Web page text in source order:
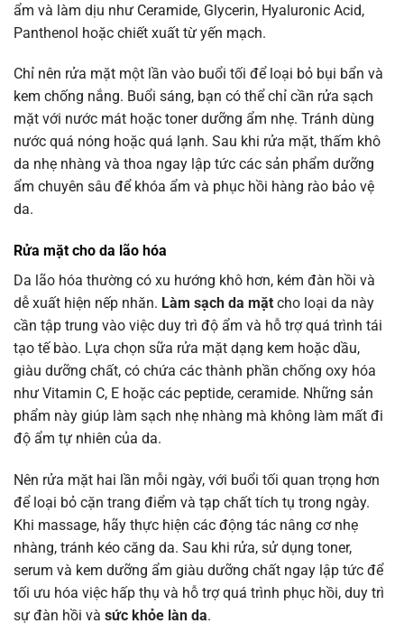
ẩm và làm dịu như Ceramide, Glycerin, Hyaluronic Acid,
Panthenol hoặc chiết xuất từ yến mạch.
Chỉ nên rửa mặt một lần vào buổi tối để loại bỏ bụi bẩn và
kem chống nắng. Buổi sáng, bạn có thể chỉ cần rửa sạch
mặt với nước mát hoặc toner dưỡng ẩm nhẹ. Tránh dùng
nước quá nóng hoặc quá lạnh. Sau khi rửa mặt, thấm khô
da nhẹ nhàng và thoa ngay lập tức các sản phẩm dưỡng
ẩm chuyên sâu để khóa ẩm và phục hồi hàng rào bảo vệ
da.
Rửa mặt cho da lão hóa
Da lão hóa thường có xu hướng khô hơn, kém đàn hồi và
dễ xuất hiện nếp nhăn. Làm sạch da mặt cho loại da này
cần tập trung vào việc duy trì độ ẩm và hỗ trợ quá trình tái
tạo tế bào. Lựa chọn sữa rửa mặt dạng kem hoặc dầu,
giàu dưỡng chất, có chứa các thành phần chống oxy hóa
như Vitamin C, E hoặc các peptide, ceramide. Những sản
phẩm này giúp làm sạch nhẹ nhàng mà không làm mất đi
độ ẩm tự nhiên của da.
Nên rửa mặt hai lần mỗi ngày, với buổi tối quan trọng hơn
để loại bỏ cặn trang điểm và tạp chất tích tụ trong ngày.
Khi massage, hãy thực hiện các động tác nâng cơ nhẹ
nhàng, tránh kéo căng da. Sau khi rửa, sử dụng toner,
serum và kem dưỡng ẩm giàu dưỡng chất ngay lập tức để
tối ưu hóa việc hấp thụ và hỗ trợ quá trình phục hồi, duy trì
sự đàn hồi và sức khỏe làn da.